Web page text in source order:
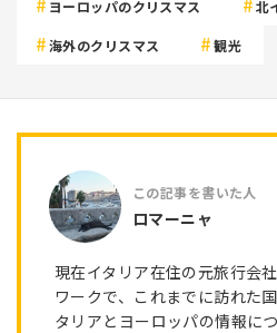
ヨーロッパのクリスマス 北
海外のクリスマス 観光
ロマーニャ
現在イタリア在住の元旅行会
ワークで、これまでに訪れた
タリアとヨーロッパの情報に